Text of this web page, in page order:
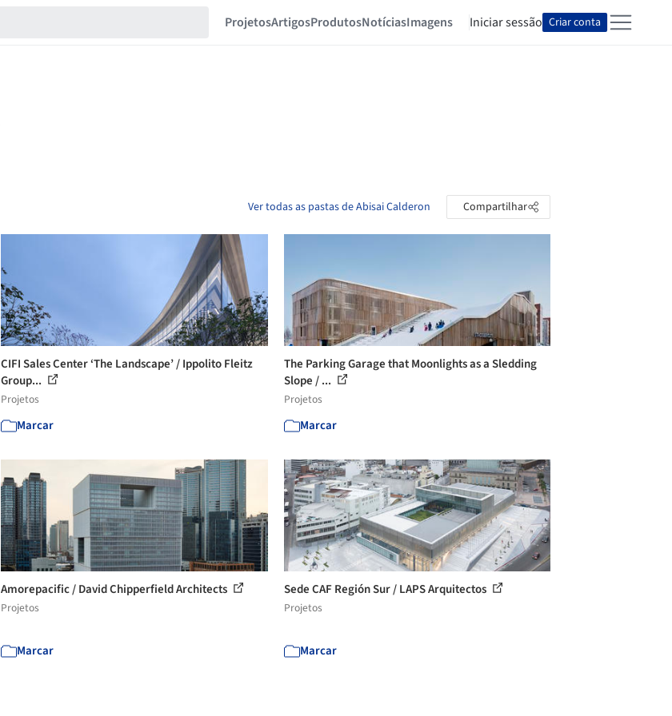
ProjetosArtigosProdutosNotíciasImagens Iniciar sessão Criar conta
Ver todas as pastas de Abisai Calderon Compartilhar
CIFI Sales Center ‘The Landscape’ / Ippolito Fleitz
Group...
Projetos
Marcar
The Parking Garage that Moonlights as a Sledding
Slope / ...
Projetos
Marcar
Amorepacific / David Chipperfield Architects
Projetos
Marcar
Sede CAF Región Sur / LAPS Arquitectos
Projetos
Marcar